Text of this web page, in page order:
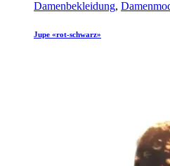
Damenbekleidung,
Jupe «rot-schwarz»